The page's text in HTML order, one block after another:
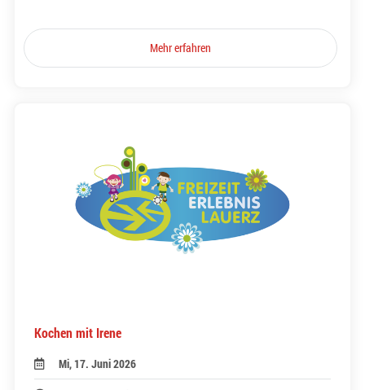
Mehr erfahren
Kochen mit Irene
Mi, 17. Juni 2026